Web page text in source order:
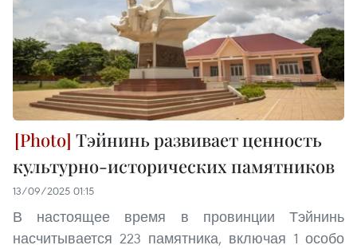
Тэйнинь развивает ценность
культурно-исторических памятников
13/09/2025 01:15
В настоящее время в провинции Тэйнинь
насчитывается 223 памятника, включая 1 особо